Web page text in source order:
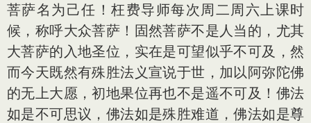
菩萨名为己任！枉费导师每次周二周六上课时
候，称呼大众菩萨！固然菩萨不是人当的，尤其
大菩萨的入地圣位，实在是可望似乎不可及，然
而今天既然有殊胜法义宣说于世，加以阿弥陀佛
的无上大愿，初地果位再也不是遥不可及！佛法
如是不可思议，佛法如是殊胜难道，佛法如是尊